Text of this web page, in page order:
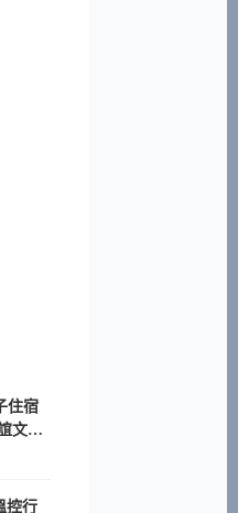
住宿
文
控行